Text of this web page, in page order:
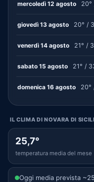
mercoledì 12 agosto 20°
giovedì 13 agosto 20° /
venerdì 14 agosto 21° /
sabato 15 agosto 21° /
domenica 16 agosto 20°
IL CLIMA DI NOVARA DI
25,7°
temperatura media del mese
Oggi media prevista